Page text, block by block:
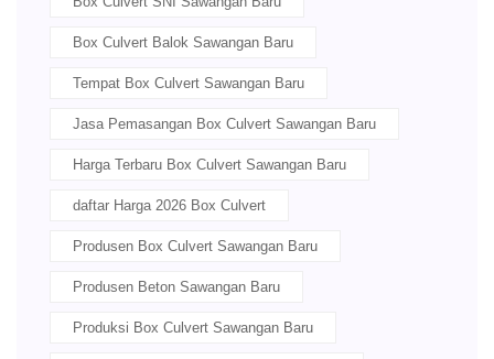
Box Culvert Balok Sawangan Baru
Tempat Box Culvert Sawangan Baru
Jasa Pemasangan Box Culvert Sawangan Baru
Harga Terbaru Box Culvert Sawangan Baru
daftar Harga 2026 Box Culvert
Produsen Box Culvert Sawangan Baru
Produsen Beton Sawangan Baru
Produksi Box Culvert Sawangan Baru